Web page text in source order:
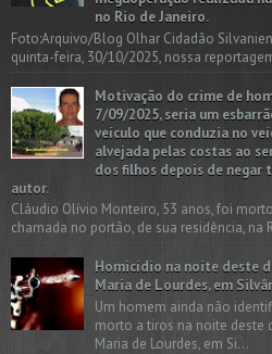
no Rio de Janeiro.
Foto:Arquivo/Blog Olhar Cidadão
quinta-feira, 30/10/2025, nossa
Motivação do crime de
7/09/2025, seria um
veículo que conduzia no
alvejada pelas costas ao
dos filhos depois de
autor.
Cláudio Olívio Monteiro, 53 anos, foi
chamada no portão, de sua residência, na
Homicídio na noite deste
Maria de Lourdes, em
Um homem ainda não
morto a tiros na noite deste
Maria de Lourdes, em Si...